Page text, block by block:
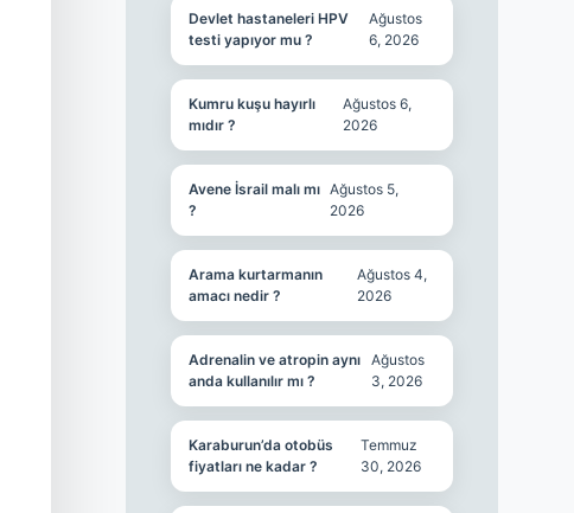
Devlet hastaneleri HPV
testi yapıyor mu ?
Ağustos
6, 2026
Kumru kuşu hayırlı
mıdır ?
Ağustos 6,
2026
Avene İsrail malı mı
?
Ağustos 5,
2026
Arama kurtarmanın
amacı nedir ?
Ağustos 4,
2026
Adrenalin ve atropin aynı
anda kullanılır mı ?
Ağustos
3, 2026
Karaburun’da otobüs
fiyatları ne kadar ?
Temmuz
30, 2026